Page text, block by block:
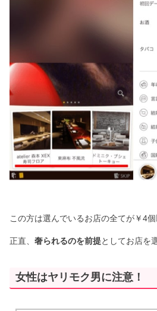
この方は選んでいるお店の全てが￥4個
正直、奢られるのを前提としてお店を
女性はヤリモク男に注意！